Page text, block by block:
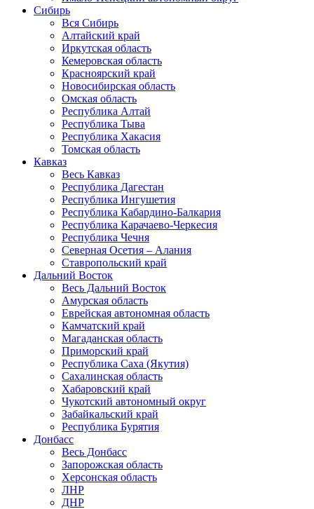
Сибирь
Вся Сибирь
Алтайский край
Иркутская область
Кемеровская область
Красноярский край
Новосибирская область
Омская область
Республика Алтай
Республика Тыва
Республика Хакасия
Томская область
Кавказ
Весь Кавказ
Республика Дагестан
Республика Ингушетия
Республика Кабардино-Балкария
Республика Карачаево-Черкесия
Республика Чечня
Северная Осетия – Алания
Ставропольский край
Дальний Восток
Весь Дальний Восток
Амурская область
Еврейская автономная область
Камчатский край
Магаданская область
Приморский край
Республика Саха (Якутия)
Сахалинская область
Хабаровский край
Чукотский автономный округ
Забайкальский край
Республика Бурятия
Донбасс
Весь Донбасс
Запорожская область
Херсонская область
ЛНР
ДНР